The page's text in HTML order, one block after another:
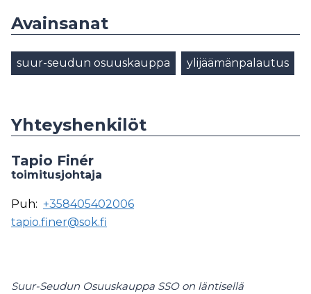
Avainsanat
suur-seudun osuuskauppa ylijäämänpalautus
Yhteyshenkilöt
Tapio Finér
toimitusjohtaja
Puh: +358405402006
tapio.finer@sok.fi
Suur-Seudun Osuuskauppa SSO on läntisellä